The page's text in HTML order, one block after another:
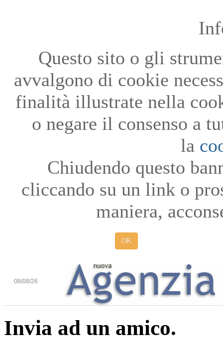
Questo sito o gli
avvalgono di cookie
finalità illustrate nella
o negare il consenso a
la
Chiudendo questo
cliccando su un link o
maniera,
OK
08/08/26
Invia ad un amico.